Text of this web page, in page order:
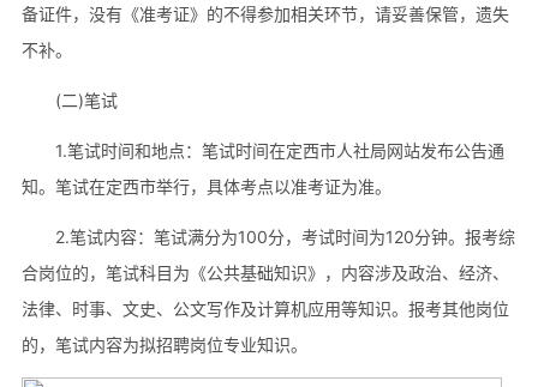
备证件，没有《准考证》的不得参加相关环节，请妥善保管，遗失
不补。
(二)笔试
1.笔试时间和地点：笔试时间在定西市人社局网站发布公告通
知。笔试在定西市举行，具体考点以准考证为准。
2.笔试内容：笔试满分为100分，考试时间为120分钟。报考综
合岗位的，笔试科目为《公共基础知识》，内容涉及政治、经济、
法律、时事、文史、公文写作及计算机应用等知识。报考其他岗位
的，笔试内容为拟招聘岗位专业知识。